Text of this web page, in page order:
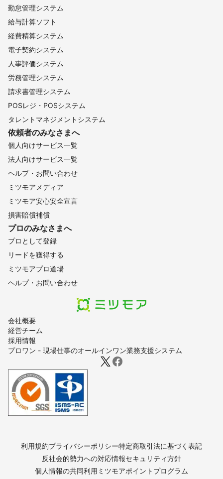
会社概要
経営チーム
採用情報
プロワン - 現場仕事のオールインワン業務支援システム
勤怠管理システム
給与計算ソフト
経費精算システム
電子契約システム
人事評価システム
労務管理システム
請求書管理システム
POSレジ・POSシステム
タレントマネジメントシステム
依頼者のみなさまへ
個人向けサービス一覧
法人向けサービス一覧
ヘルプ・お問い合わせ
ミツモアメディア
ミツモア安心安全宣言
損害賠償補償
プロのみなさまへ
プロとして登録
リードを獲得する
ミツモアプロ道場
ヘルプ・お問い合わせ
利用規約プライバシーポリシー特定商取引法に基づく表記
反社会的勢力への対応情報セキュリティ方針
個人情報の共同利用 ミツモアポイントプログラム